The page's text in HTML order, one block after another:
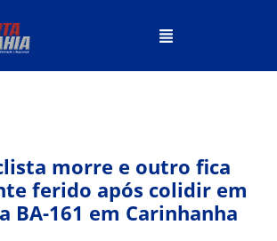
morre e outro fica
ferido após colidir em
BA-161 em Carinhanha